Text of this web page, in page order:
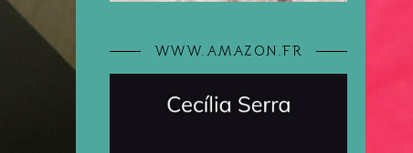
WWW.AMAZON.FR